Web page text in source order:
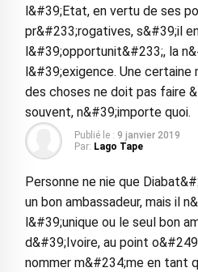
l&#39;Etat, en vertu de ses
pr&#233;rogatives, s&#39;il
l&#39;opportunit&#233;, la
l&#39;exigence. Une certaine
des choses ne doit pas faire
souvent, n&#39;importe quoi.
Publié le : 9 janvier 2019
Par: Lago Tape
Personne ne nie que
un bon ambassadeur, mais il
l&#39;unique ou le seul bon
d&#39;Ivoire, au point
nommer m&#234;me en tant